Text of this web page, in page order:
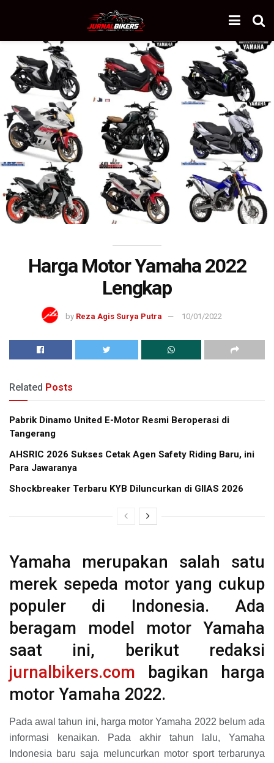
Harga Motor Yamaha 2022
Lengkap
by Reza Agis Surya Putra 10/01/2022
Related Posts
Pabrik Dinamo United E-Motor Resmi Beroperasi di
Tangerang
AHSRIC 2026 Sukses Cetak Agen Safety Riding Baru, ini
Para Jawaranya
Shockbreaker Terbaru KYB Diluncurkan di GIIAS 2026
Yamaha merupakan salah satu
merek sepeda motor yang cukup
populer di Indonesia. Ada
beragam model motor Yamaha
saat ini, berikut redaksi
jurnalbikers.com bagikan harga
motor Yamaha 2022.
Pada awal tahun ini, harga motor Yamaha 2022 belum ada
informasi kenaikan. Pada akhir tahun lalu, Yamaha
Indonesia baru saja meluncurkan motor sport terbarunya